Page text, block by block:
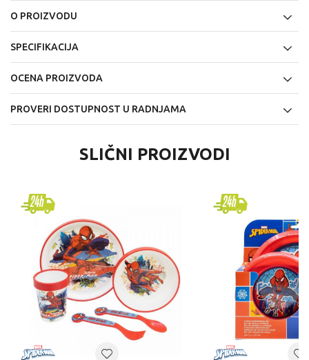
O PROIZVODU
SPECIFIKACIJA
OCENA PROIZVODA
PROVERI DOSTUPNOST U RADNJAMA
SLIČNI PROIZVODI